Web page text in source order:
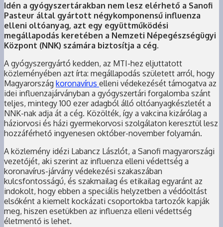
Idén a gyógyszertárakban nem lesz elérhető a Sanofi
Pasteur által gyártott négykomponensű influenza
elleni oltóanyag, azt egy együttműködési
megállapodás keretében a Nemzeti Népegészségügyi
Központ (NNK) számára biztosítja a cég.
A gyógyszergyártó kedden, az MTI-hez eljuttatott
közleményében azt írta: megállapodás született arról, hogy
Magyarország koronavírus elleni védekezését támogatva az
idei influenzajárványban a gyógyszertári forgalomba szánt
teljes, mintegy 100 ezer adagból álló oltóanyagkészletét a
NNK-nak adja át a cég. Közölték, így a vakcina kizárólag a
háziorvosi és házi gyermekorvosi szolgálaton keresztül lesz
hozzáférhető ingyenesen október-november folyamán.
A közlemény idézi Labancz Lászlót, a Sanofi magyarországi
vezetőjét, aki szerint az influenza elleni védettség a
koronavírus-járvány védekezési szakaszában
kulcsfontosságú, és szakmailag és etikailag egyaránt az
indokolt, hogy ebben a speciális helyzetben a védőoltást
elsőként a kiemelt kockázati csoportokba tartozók kapják
meg, hiszen esetükben az influenza elleni védettség
életmentő is lehet.